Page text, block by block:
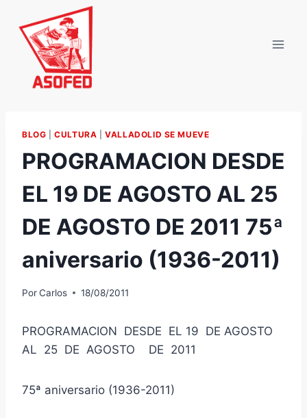
contenido
BLOG |CULTURA |VALLADOLID SE MUEVE
PROGRAMACION DESDE
EL 19 DE AGOSTO AL 25
DE AGOSTO DE 2011 75ª
aniversario (1936-2011)
PorCarlos 18/08/2011
PROGRAMACION DESDE EL 19 DE AGOSTO
AL 25 DE AGOSTO DE 2011
75ª aniversario (1936-2011)